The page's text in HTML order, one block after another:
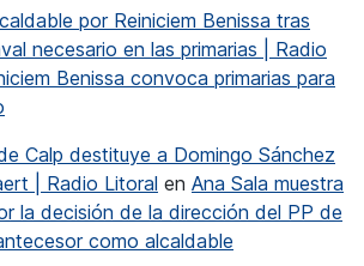
por Reiniciem Benissa tras
necesario en las primarias | Radio
Benissa convoca primarias para
Calp destituye a Domingo Sánchez
| Radio Litoral en Ana Sala muestra
la decisión de la dirección del PP de
como alcaldable